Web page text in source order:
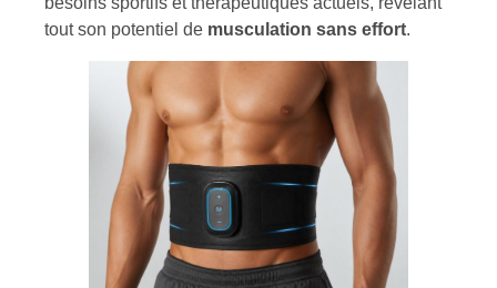
tout son potentiel de musculation sans effort.